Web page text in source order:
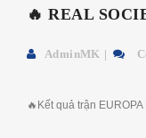
🔥 REAL
AdminMK
🔥Kết quả trận